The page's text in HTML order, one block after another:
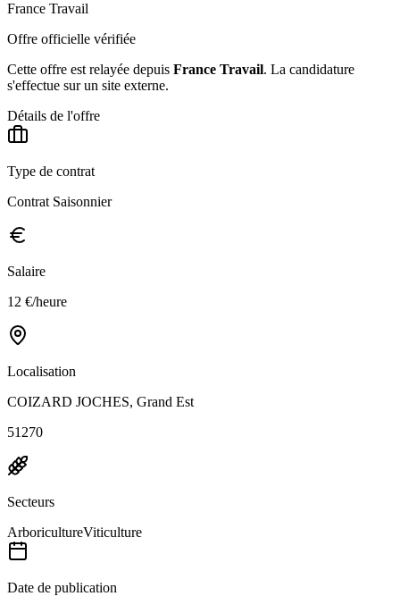
France Travail
Offre officielle vérifiée
Cette offre est relayée depuis France Travail. La candidature
s'effectue sur un site externe.
Détails de l'offre
Type de contrat
Contrat Saisonnier
Salaire
12 €/heure
Localisation
COIZARD JOCHES, Grand Est
51270
Secteurs
ArboricultureViticulture
Date de publication